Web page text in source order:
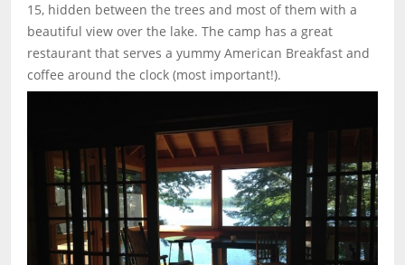
15, hidden between the trees and most of them with a
beautiful view over the lake. The camp has a great
restaurant that serves a yummy American Breakfast and
coffee around the clock (most important!).